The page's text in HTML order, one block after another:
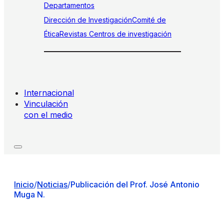
Departamentos
Dirección de InvestigaciónComité de
ÉticaRevistas Centros de investigación
Internacional
Vinculación
con el medio
Inicio/Noticias/Publicación del Prof. José Antonio
Muga N.